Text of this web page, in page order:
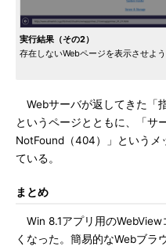
実行結果（その2）
存在しないWebページを表示させよう
Webサーバが返してきた「
というページとともに、「サ
NotFound（404）」というメ
ている。
まとめ
Win 8.1アプリ用のWebView
くなった。簡易的なWebブラ